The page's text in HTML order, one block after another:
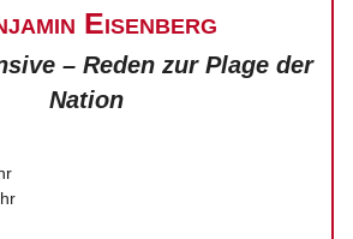
Eisenberg
– Reden zur Plage der
Nation